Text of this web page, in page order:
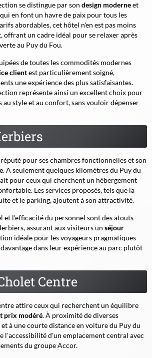
se distingue par son design moderneet
en font un havre de paix pour tous les
abordables, cet hôtel n'en est pas moins
offrant un cadre idéal pour se relaxer après
au Puy du Fou.
de toutes les commodités modernes
clientest particulièrement soigné,
une expérience des plus satisfaisantes.
représente ainsi un excellent choix pour
au style et au confort, sans vouloir dépenser
pour ses chambres fonctionnelles et son
. A seulement quelques kilomètres du Puy du
pour ceux qui cherchent un hébergement
Les services proposés, tels que la
et le parking, ajoutent à son attractivité.
et l'efficacité du personnel sont des atouts
assurant aux visiteurs un séjour
idéale pour les voyageurs pragmatiques
dans leur expérience au parc plutôt
Centre
attire ceux qui recherchent un équilibre
prix modéré. À proximité de diverses
à une courte distance en voiture du Puy du
l'accessibilité d'un emplacement central avec
du groupe Accor.